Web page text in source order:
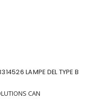
LAMPE DEL TYPE B
CAN